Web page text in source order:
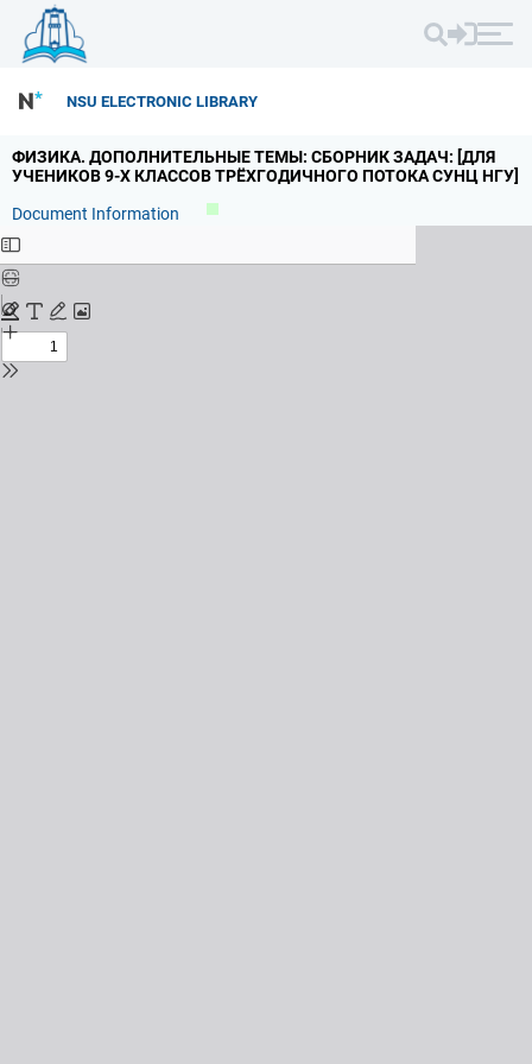
NSU ELECTRONIC LIBRARY
ФИЗИКА. ДОПОЛНИТЕЛЬНЫЕ ТЕМЫ: СБОРНИК ЗАДАЧ: [ДЛЯ
УЧЕНИКОВ 9-Х КЛАССОВ ТРЁХГОДИЧНОГО ПОТОКА СУНЦ НГУ]
Document Information